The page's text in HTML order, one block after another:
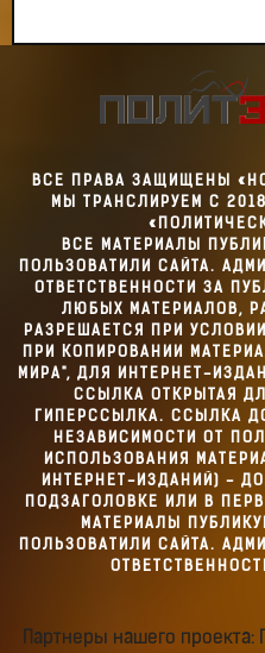
ВСЕ ПРАВА ЗАЩИЩЕНЫ
МЫ ТРАНСЛИРУЕМ С 2018
ВСЕ МАТЕРИАЛЫ
ПОЛЬЗОВАТИЛИ САЙТА.
ОТВЕТСТВЕННОСТИ ЗА
ЛЮБЫХ МАТЕРИАЛОВ,
РАЗРЕШАЕТСЯ ПРИ УСЛОВИИ
ПРИ КОПИРОВАНИИ
МИРА", ДЛЯ ИНТЕРНЕТ-
ССЫЛКА ОТКРЫТАЯ
ГИПЕРССЫЛКА. ССЫЛКА
НЕЗАВИСИМОСТИ ОТ
ИСПОЛЬЗОВАНИЯ
ИНТЕРНЕТ-ИЗДАНИЙ) -
ПОДЗАГОЛОВКЕ ИЛИ В
МАТЕРИАЛЫ
ПОЛЬЗОВАТИЛИ САЙТА.
Партнеры нашего проекта: